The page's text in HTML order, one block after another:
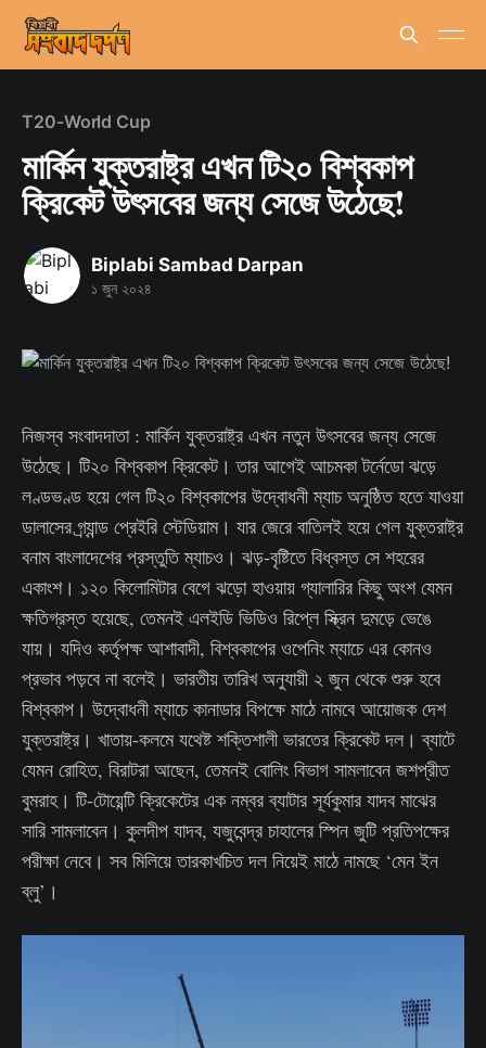
T20-World Cup
মার্কিন যুক্তরাষ্ট্র এখন টি২০ বিশ্বকাপ
ক্রিকেট উৎসবের জন্য সেজে উঠেছে!
Biplabi Sambad Darpan
১ জুন ২০২৪
নিজস্ব সংবাদদাতা : মার্কিন যুক্তরাষ্ট্র এখন নতুন উৎসবের জন্য সেজে
উঠেছে। টি২০ বিশ্বকাপ ক্রিকেট। তার আগেই আচমকা টর্নেডো ঝড়ে
লণ্ডভণ্ড হয়ে গেল টি২০ বিশ্বকাপের উদ্বোধনী ম্যাচ অনুষ্ঠিত হতে যাওয়া
ডালাসের গ্র্যান্ড প্রেইরি স্টেডিয়াম। যার জেরে বাতিলই হয়ে গেল যুক্তরাষ্ট্র
বনাম বাংলাদেশের প্রস্তুতি ম্যাচও। ঝড়-বৃষ্টিতে বিধ্বস্ত সে শহরের
একাংশ। ১২০ কিলোমিটার বেগে ঝড়ো হাওয়ায় গ্যালারির কিছু অংশ যেমন
ক্ষতিগ্রস্ত হয়েছে, তেমনই এলইডি ভিডিও রিপ্লে স্ক্রিন দুমড়ে ভেঙে
যায়। যদিও কর্তৃপক্ষ আশাবাদী, বিশ্বকাপের ওপেনিং ম্যাচে এর কোনও
প্রভাব পড়বে না বলেই। ভারতীয় তারিখ অনুযায়ী ২ জুন থেকে শুরু হবে
বিশ্বকাপ। উদ্বোধনী ম্যাচে কানাডার বিপক্ষে মাঠে নামবে আয়োজক দেশ
যুক্তরাষ্ট্র। খাতায়-কলমে যথেষ্ট শক্তিশালী ভারতের ক্রিকেট দল। ব্যাটে
যেমন রোহিত, বিরাটরা আছেন, তেমনই বোলিং বিভাগ সামলাবেন জশপ্রীত
বুমরাহ। টি-টোয়েন্টি ক্রিকেটের এক নম্বর ব্যাটার সূর্যকুমার যাদব মাঝের
সারি সামলাবেন। কুলদীপ যাদব, যজুবেন্দ্র চাহালের স্পিন জুটি প্রতিপক্ষের
পরীক্ষা নেবে। সব মিলিয়ে তারকাখচিত দল নিয়েই মাঠে নামছে ‘মেন ইন
ব্লু’।